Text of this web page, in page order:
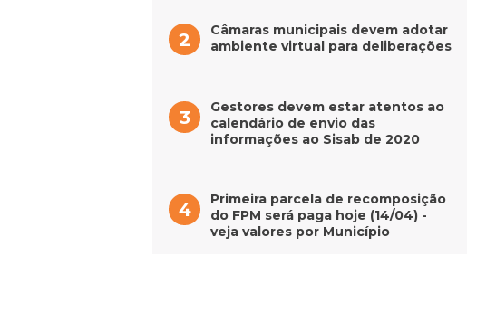
Câmaras municipais devem adotar
ambiente virtual para deliberações
Gestores devem estar atentos ao
calendário de envio das
informações ao Sisab de 2020
Primeira parcela de recomposição
do FPM será paga hoje (14/04) -
veja valores por Município